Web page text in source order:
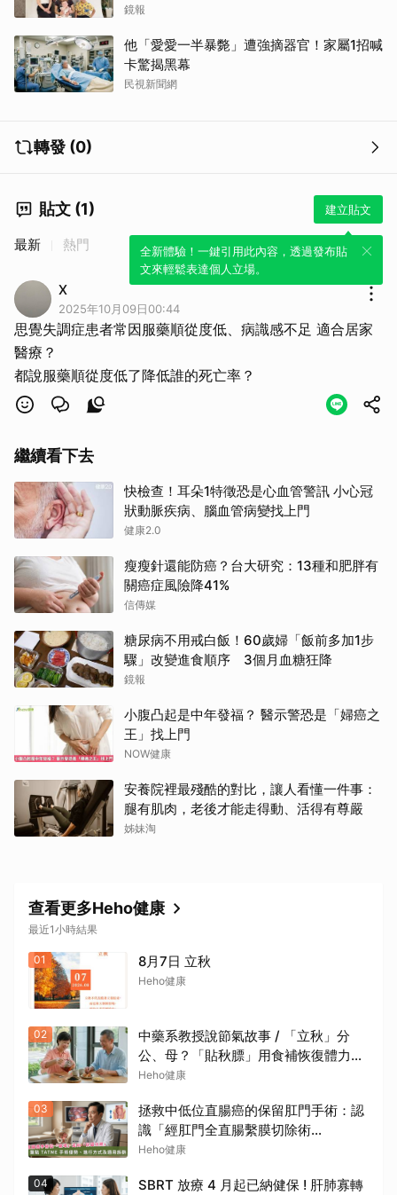
傻眼了
鏡報
他「愛愛一半暴斃」遭強摘器官！家屬1招喊
卡驚揭黑幕
民視新聞網
轉發 (0)
貼文 (1) 建立貼文
全新體驗！一鍵引用此內容，透過發布貼
文來輕鬆表達個人立場。
最新 熱門
X
2025年10月09日00:44
思覺失調症患者常因服藥順從度低、病識感不足 適合居家
醫療？
都說服藥順從度低了降低誰的死亡率？
繼續看下去
快檢查！耳朵1特徵恐是心血管警訊 小心冠
狀動脈疾病、腦血管病變找上門
健康2.0
瘦瘦針還能防癌？台大研究：13種和肥胖有
關癌症風險降41%
信傳媒
糖尿病不用戒白飯！60歲婦「飯前多加1步
驟」改變進食順序 3個月血糖狂降
鏡報
小腹凸起是中年發福？ 醫示警恐是「婦癌之
王」找上門
NOW健康
安養院裡最殘酷的對比，讓人看懂一件事：
腿有肌肉，老後才能走得動、活得有尊嚴
姊妹淘
查看更多Heho健康
最近1小時結果
01 8月7日 立秋
Heho健康
02
中藥系教授說節氣故事 / 「立秋」分
公、母？「貼秋膘」用食補恢復體力、
喝紅茶可潤燥
Heho健康
03
拯救中低位直腸癌的保留肛門手術：認
識「經肛門全直腸繫膜切除術
（TaTME）」
Heho健康
04
SBRT 放療 4 月起已納健保 ! 肝肺寡轉
取消